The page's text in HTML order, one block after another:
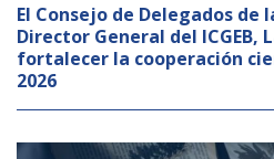
Becas
Alta Formación
Para las empresas
El Consejo de Delegados de
Director General del ICGEB,
fortalecer la cooperación
2026